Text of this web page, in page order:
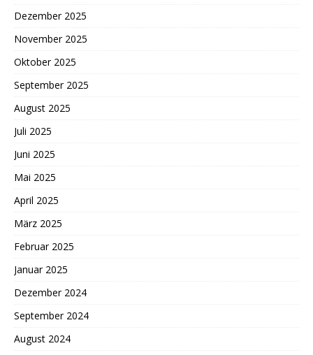
Dezember 2025
November 2025
Oktober 2025
September 2025
August 2025
Juli 2025
Juni 2025
Mai 2025
April 2025
März 2025
Februar 2025
Januar 2025
Dezember 2024
September 2024
August 2024